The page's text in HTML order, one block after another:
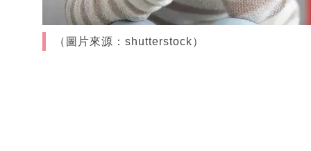
（圖片來源：shutterstock）